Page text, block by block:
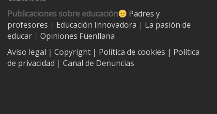
Publicaciones sobre educación
Padres y
profesores | Educación Innovadora | La pasión de
educar | Opiniones Fuenllana
Aviso legal | Copyright | Política de cookies | Política
de privacidad | Canal de Denuncias